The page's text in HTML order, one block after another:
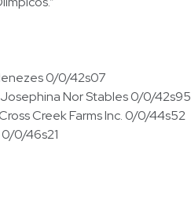
0/0/42s07
Nor Stables 0/0/42s95
Creek Farms Inc. 0/0/44s52
0/46s21